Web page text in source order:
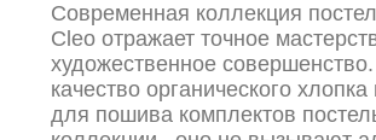
Современная коллекция
Cleo отражает точное
художественное
качество органического хлопка
для пошива комплектов